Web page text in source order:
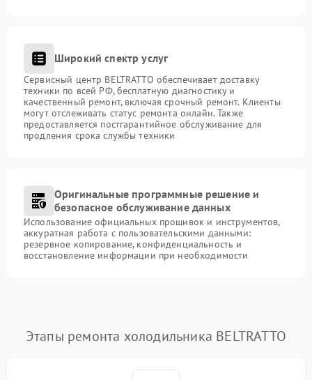
Широкий спектр услуг
Сервисный центр BELTRATTO обеспечивает доставку
техники по всей РФ, бесплатную диагностику и
качественный ремонт, включая срочный ремонт. Клиенты
могут отслеживать статус ремонта онлайн. Также
предоставляется постгарантийное обслуживание для
продления срока службы техники
Оригинальные программные решение и
безопасное обслуживание данных
Использование официальных прошивок и инструментов,
аккуратная работа с пользовательскими данными:
резервное копирование, конфиденциальность и
восстановление информации при необходимости
Этапы ремонта холодильника BELTRATTO